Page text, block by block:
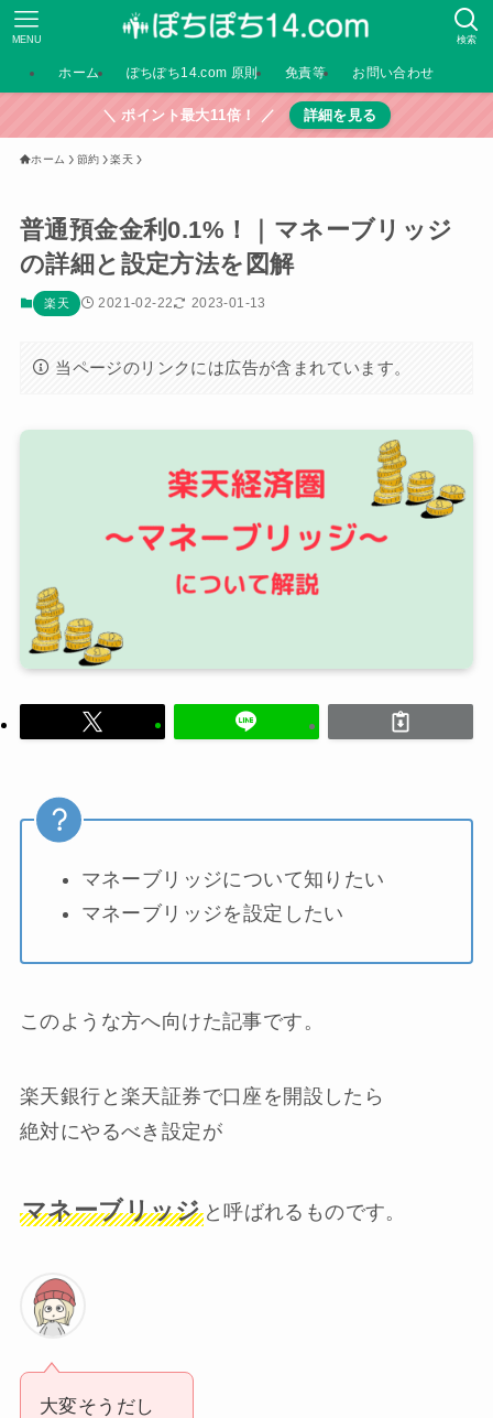
検索
MENU
ホーム ぽちぽち14.com 原則 免責等 お問い合わせ
＼ ポイント最大11倍！ ／ 詳細を見る
ホーム 節約 楽天
普通預金金利0.1%！｜マネーブリッジ
の詳細と設定方法を図解
楽天 2021-02-22 2023-01-13
当ページのリンクには広告が含まれています。
マネーブリッジについて知りたい
マネーブリッジを設定したい
このような方へ向けた記事です。
楽天銀行と楽天証券で口座を開設したら
絶対にやるべき設定が
マネーブリッジと呼ばれるものです。
大変そうだし